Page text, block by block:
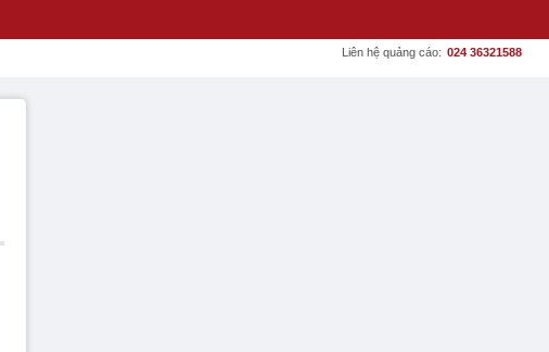
Liên hệ quảng cáo: 024 36321588